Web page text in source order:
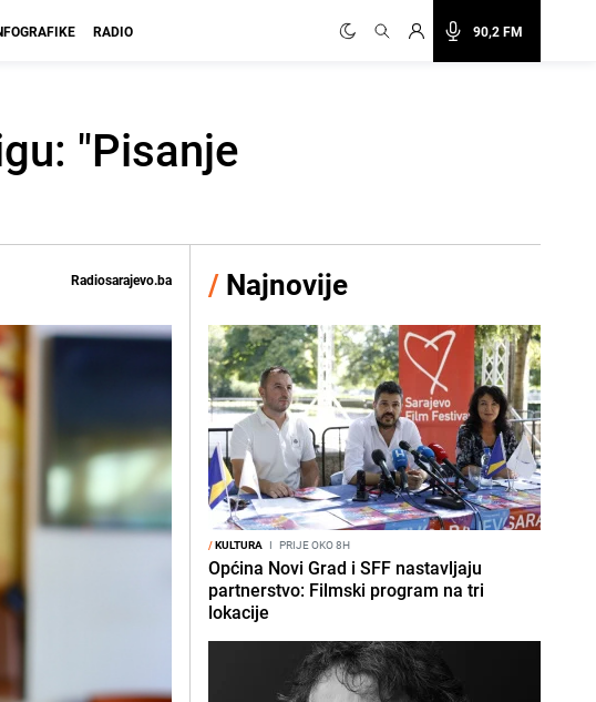
90,2 FM
RADIO
"Pisanje
Radiosarajevo.ba / Najnovije
/KULTURA I PRIJE OKO 8H
Općina Novi Grad i SFF nastavljaju
partnerstvo: Filmski program na tri
lokacije